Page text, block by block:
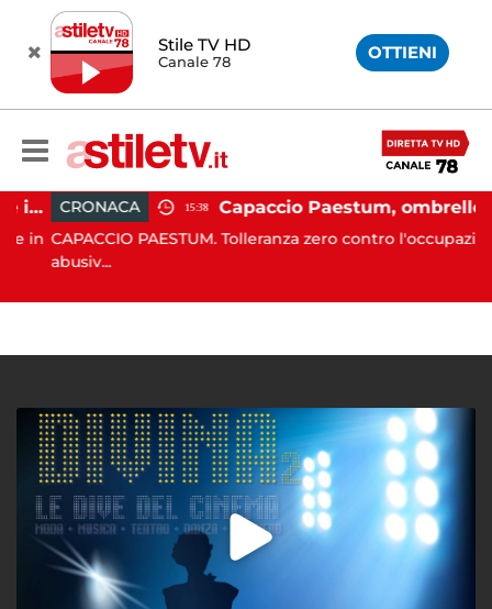
Stile TV HD
Canale 78 OTTIENI
Altavilla Silentina, incidente in moto nella notte: 19enne in prognosi riservata
in
CRONACA 15:38 Capaccio Paestum, ombrellone selvaggio: blitz della Municipale, sgomberate tutte le spiagge libere
CAPACCIO PAESTUM. Tolleranza zero contro l'occupazione
abusiv...